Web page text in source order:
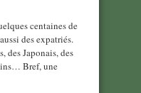
centaines de
des expatriés.
des Japonais, des
Bref, une